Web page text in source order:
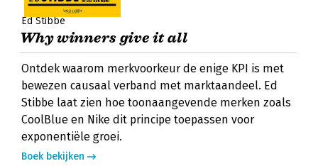
Ed Stibbe
Why winners give it all
Ontdek waarom merkvoorkeur de enige KPI is met
bewezen causaal verband met marktaandeel. Ed
Stibbe laat zien hoe toonaangevende merken zoals
CoolBlue en Nike dit principe toepassen voor
exponentiële groei.
Boek bekijken